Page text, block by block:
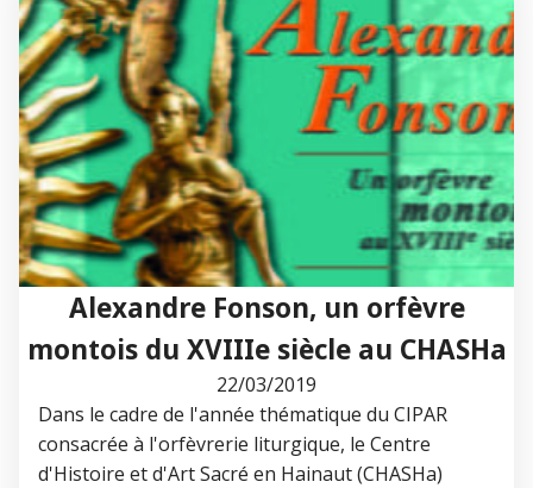
Alexandre Fonson, un orfèvre
montois du XVIIIe siècle au CHASHa
22/03/2019
Dans le cadre de l'année thématique du CIPAR
consacrée à l'orfèvrerie liturgique, le Centre
d'Histoire et d'Art Sacré en Hainaut (CHASHa)